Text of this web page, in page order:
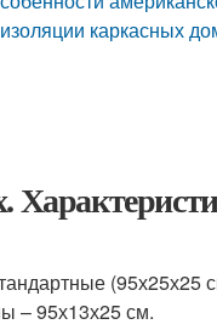
каркасных
(95х25х25
– 95х13х25 см.